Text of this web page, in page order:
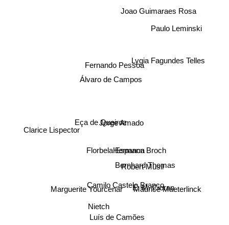
Fernando Pessoa
Álvaro de Campos
Eça de Queiroz
Florbela EspancaRobert Musil
Jorge Amado
Marguerite Yourcenar
Bernhard Thomas
Nietch
Hermann Broch
Camilo Castelo Branco
Joao Guimaraes Rosa
Clarice Lispector
E. M. Cioran
Maurice Maeterlinck
Luís de Camões
Lygia Fagundes Telles